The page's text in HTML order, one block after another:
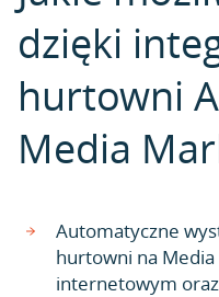
dzięki
hurtowni
Media
Automatyczne
hurtowni na
internetowym oraz